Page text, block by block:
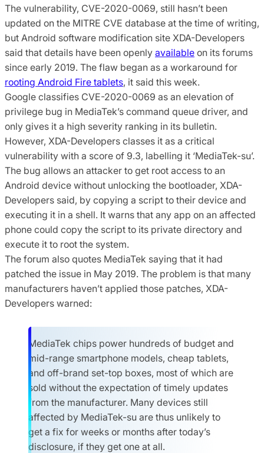
The vulnerability, CVE-2020-0069, still hasn’t been
updated on the MITRE CVE database at the time of writing,
but Android software modification site XDA-Developers
said that details have been openly available on its forums
since early 2019. The flaw began as a workaround for
rooting Android Fire tablets, it said this week.
Google classifies CVE-2020-0069 as an elevation of
privilege bug in MediaTek’s command queue driver, and
only gives it a high severity ranking in its bulletin.
However, XDA-Developers classes it as a critical
vulnerability with a score of 9.3, labelling it ‘MediaTek-su’.
The bug allows an attacker to get root access to an
Android device without unlocking the bootloader, XDA-
Developers said, by copying a script to their device and
executing it in a shell. It warns that any app on an affected
phone could copy the script to its private directory and
execute it to root the system.
The forum also quotes MediaTek saying that it had
patched the issue in May 2019. The problem is that many
manufacturers haven’t applied those patches, XDA-
Developers warned:
MediaTek chips power hundreds of budget and
mid-range smartphone models, cheap tablets,
and off-brand set-top boxes, most of which are
sold without the expectation of timely updates
from the manufacturer. Many devices still
affected by MediaTek-su are thus unlikely to
get a fix for weeks or months after today’s
disclosure, if they get one at all.